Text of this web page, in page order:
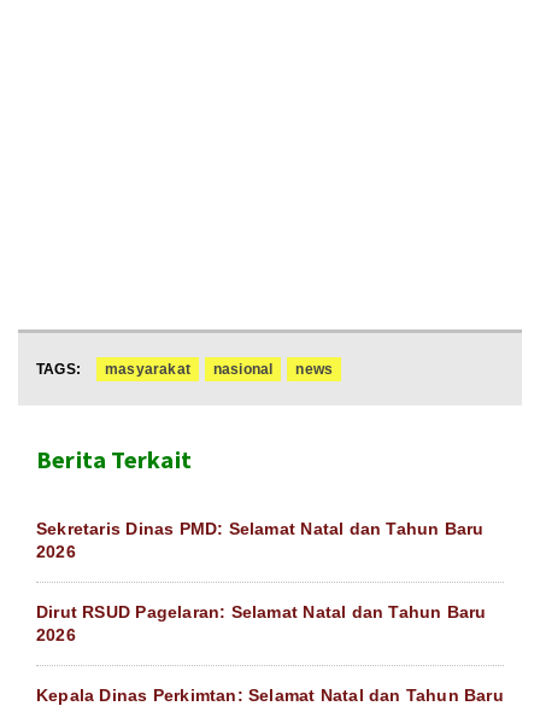
TAGS: masyarakat nasional news
Berita Terkait
Sekretaris Dinas PMD: Selamat Natal dan Tahun Baru
2026
Dirut RSUD Pagelaran: Selamat Natal dan Tahun Baru
2026
Kepala Dinas Perkimtan: Selamat Natal dan Tahun Baru